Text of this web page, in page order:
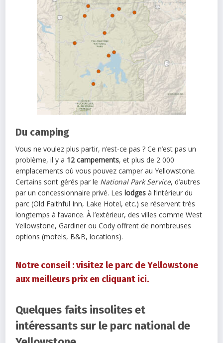
Du camping
Vous ne voulez plus partir, n’est-ce pas ? Ce n’est pas un
problème, il y a 12 campements, et plus de 2 000
emplacements où vous pouvez camper au Yellowstone.
Certains sont gérés par le National Park Service, d’autres
par un concessionnaire privé. Les lodges à l’intérieur du
parc (Old Faithful Inn, Lake Hotel, etc.) se réservent très
longtemps à l’avance. À l’extérieur, des villes comme West
Yellowstone, Gardiner ou Cody offrent de nombreuses
options (motels, B&B, locations).
Notre conseil : visitez le parc de Yellowstone
aux meilleurs prix en cliquant ici.
Quelques faits insolites et
intéressants sur le parc national de